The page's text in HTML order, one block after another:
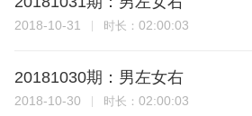
2018-10-31 时长： 02:00:03
20181030期：男左女右
2018-10-30 时长： 02:00:03